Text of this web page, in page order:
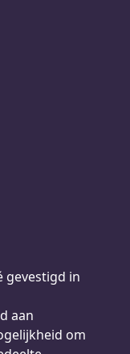
gevestigd in
aan
om